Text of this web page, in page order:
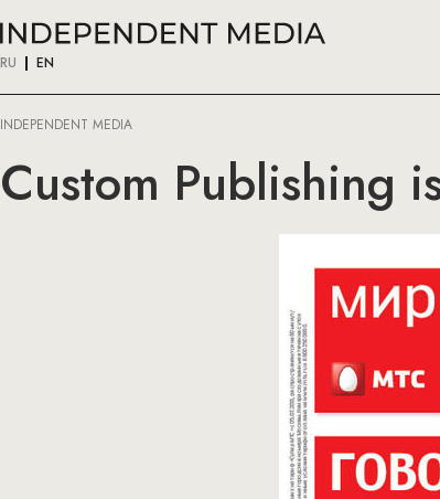
RU EN
INDEPENDENT MEDIA
Custom Publishing